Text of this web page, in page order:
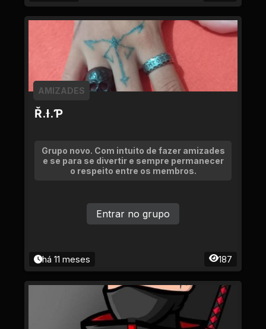
Ř.Ɨ.Ƥ
AMIZADES
Grupo novo. Com intuito de fazer amizades
e se para se divertir e sempre permanecer
o respeito entre os membros.
há 11 meses 187
Entrar no grupo